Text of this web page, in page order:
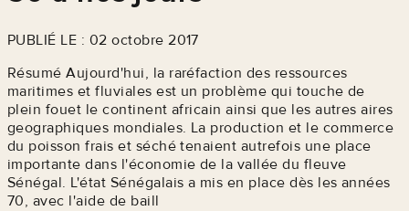
PUBLIÉ LE : 02 octobre 2017
Résumé Aujourd'hui, la raréfaction des ressources
maritimes et fluviales est un problème qui touche de
plein fouet le continent africain ainsi que les autres aires
geographiques mondiales. La production et le commerce
du poisson frais et séché tenaient autrefois une place
importante dans l'économie de la vallée du fleuve
Sénégal. L'état Sénégalais a mis en place dès les années
70, avec l'aide de baill